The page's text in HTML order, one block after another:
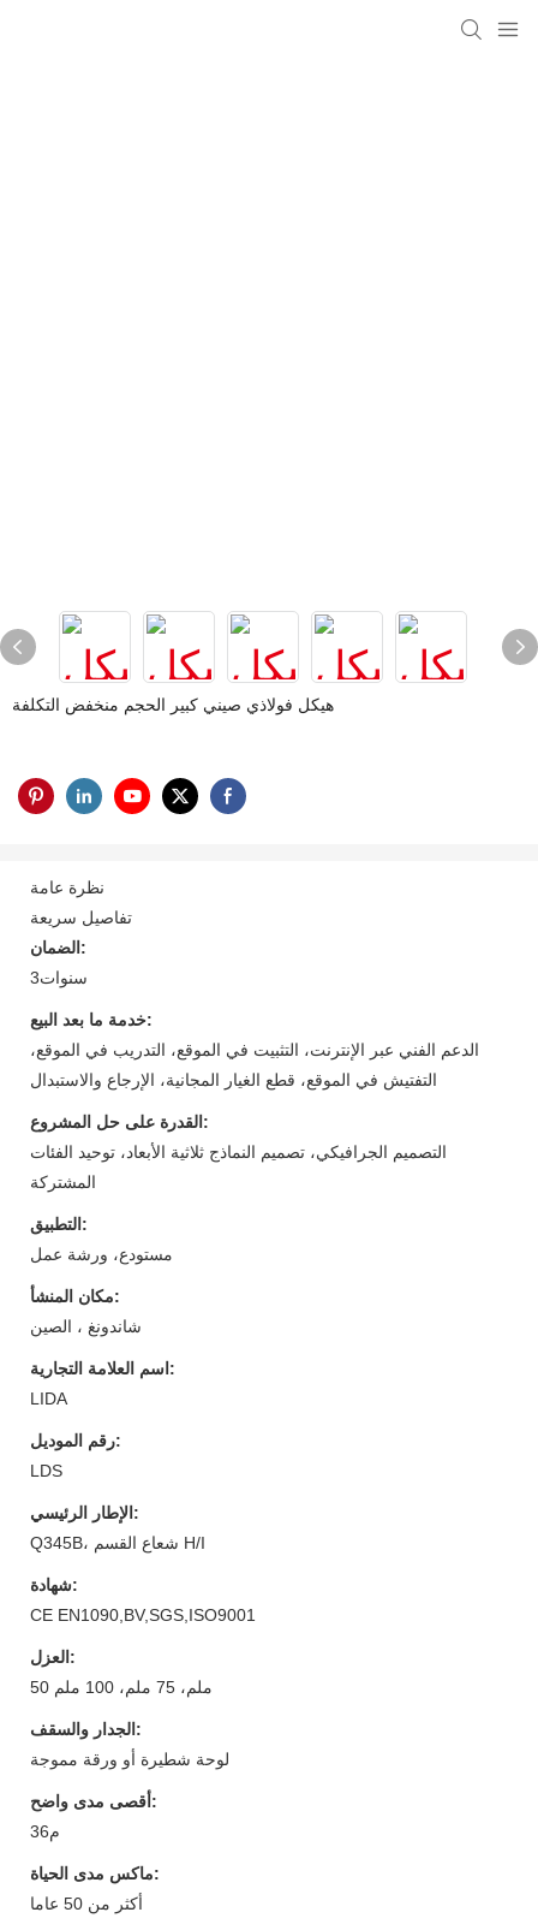
هيكل فولاذي صيني كبير الحجم منخفض التكلفة
نظرة عامة
تفاصيل سريعة
الضمان:
سنوات3
خدمة ما بعد البيع:
الدعم الفني عبر الإنترنت، التثبيت في الموقع، التدريب في الموقع،
التفتيش في الموقع، قطع الغيار المجانية، الإرجاع والاستبدال
القدرة على حل المشروع:
التصميم الجرافيكي، تصميم النماذج ثلاثية الأبعاد، توحيد الفئات
المشتركة
التطبيق:
مستودع، ورشة عمل
مكان المنشأ:
شاندونغ ، الصين
اسم العلامة التجارية:
LIDA
رقم الموديل:
LDS
الإطار الرئيسي:
Q345B، شعاع القسم H/I
شهادة:
CE EN1090,BV,SGS,ISO9001
العزل:
50 ملم، 75 ملم، 100 ملم
الجدار والسقف:
لوحة شطيرة أو ورقة مموجة
أقصى مدى واضح:
م36
ماكس مدى الحياة:
أكثر من 50 عاما